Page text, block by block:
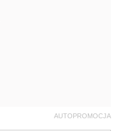
AUTOPROMOCJA